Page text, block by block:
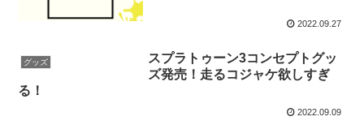
2022.09.27
グッズ
スプラトゥーン3コンセプトグッ
ズ発売！走るコジャケ欲しすぎ
る！
2022.09.09